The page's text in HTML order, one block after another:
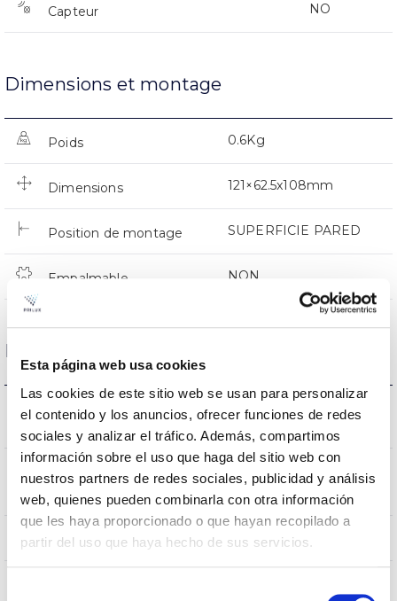
Esta página web usa cookies
Las cookies de este sitio web se usan para personalizar
el contenido y los anuncios, ofrecer funciones de redes
sociales y analizar el tráfico. Además, compartimos
información sobre el uso que haga del sitio web con
nuestros partners de redes sociales, publicidad y análisis
web, quienes pueden combinarla con otra información
que les haya proporcionado o que hayan recopilado a
partir del uso que haya hecho de sus servicios.
Capteur NO
Dimensions et montage
Poids 0.6Kg
Dimensions 121×62.5x108mm
Position de montage SUPERFICIE PARED
Empalmable NON
Données optiques
Température de coleur
3000K-4000K-
CRI Indice de rendu des
couleurs
80
Angle d’ouverture 0-100º